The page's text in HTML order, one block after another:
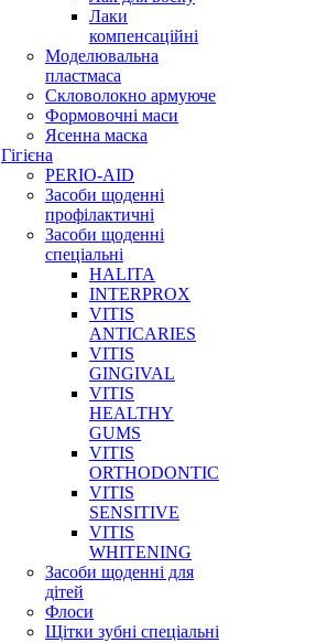
Лаки
компенсаційні
Моделювальна
пластмаса
Скловолокно армуюче
Формовочні маси
Ясенна маска
Гігієна
PERIO-AID
Засоби щоденні
профілактичні
Засоби щоденні
спеціальні
HALITA
INTERPROX
VITIS
ANTICARIES
VITIS
GINGIVAL
VITIS
HEALTHY
GUMS
VITIS
ORTHODONTIC
VITIS
SENSITIVE
VITIS
WHITENING
Засоби щоденні для
дітей
Флоси
Щітки зубні спеціальні